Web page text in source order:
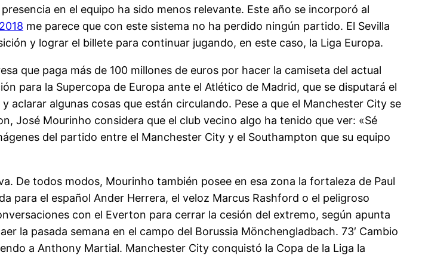
en el equipo ha sido menos relevante. Este año se incorporó al
me parece que con este sistema no ha perdido ningún partido. El Sevilla
y lograr el billete para continuar jugando, en este caso, la Liga Europa.
que paga más de 100 millones de euros por hacer la camiseta del actual
para la Supercopa de Europa ante el Atlético de Madrid, que se disputará el
algunas cosas que están circulando. Pese a que el Manchester City se
José Mourinho considera que el club vecino algo ha tenido que ver: «Sé
del partido entre el Manchester City y el Southampton que su equipo
De todos modos, Mourinho también posee en esa zona la fortaleza de Paul
para el español Ander Herrera, el veloz Marcus Rashford o el peligroso
con el Everton para cerrar la cesión del extremo, según apunta
la pasada semana en el campo del Borussia Mönchengladbach. 73′ Cambio
a Anthony Martial. Manchester City conquistó la Copa de la Liga la